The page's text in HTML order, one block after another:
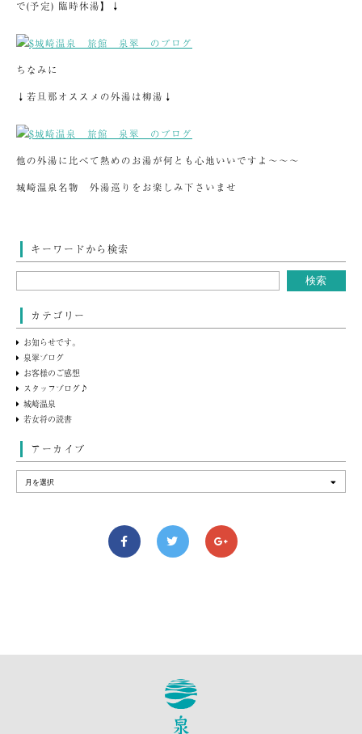
で(予定) 臨時休湯】↓
ちなみに
↓若旦那オススメの外湯は柳湯↓
他の外湯に比べて熱めのお湯が何とも心地いいですよ～～～
城崎温泉名物 外湯巡りをお楽しみ下さいませ
キーワードから検索
カテゴリー
お知らせです。
泉翠ブログ
お客様のご感想
スタッフブログ♪
城崎温泉
若女将の読書
アーカイブ